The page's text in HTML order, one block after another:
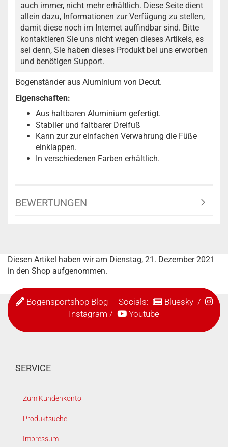
auch immer, nicht mehr erhältlich. Diese Seite dient
allein dazu, Informationen zur Verfügung zu stellen,
damit diese noch im Internet auffindbar sind. Bitte
kontaktieren Sie uns nicht wegen dieses Artikels, es
sei denn, Sie haben dieses Produkt bei uns erworben
und benötigen Support.
Bogenständer aus Aluminium von Decut.
Eigenschaften:
Aus haltbaren Aluminium gefertigt.
Stabiler und faltbarer Dreifuß
Kann zur zur einfachen Verwahrung die Füße
einklappen.
In verschiedenen Farben erhältlich.
BEWERTUNGEN
Diesen Artikel haben wir am Dienstag, 21. Dezember 2021
in den Shop aufgenommen.
Bogensportshop Blog- Socials: Bluesky/
Instagram / Youtube
SERVICE
Zum Kundenkonto
Produktsuche
Impressum